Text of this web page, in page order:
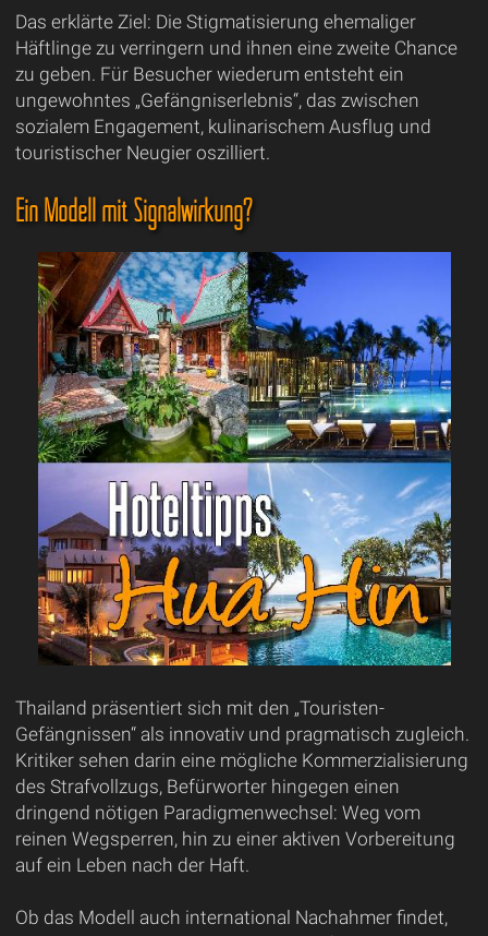
Das erklärte Ziel: Die Stigmatisierung ehemaliger
Häftlinge zu verringern und ihnen eine zweite Chance
zu geben. Für Besucher wiederum entsteht ein
ungewohntes „Gefängniserlebnis“, das zwischen
sozialem Engagement, kulinarischem Ausflug und
touristischer Neugier oszilliert.
Ein Modell mit Signalwirkung?
Thailand präsentiert sich mit den „Touristen-
Gefängnissen“ als innovativ und pragmatisch zugleich.
Kritiker sehen darin eine mögliche Kommerzialisierung
des Strafvollzugs, Befürworter hingegen einen
dringend nötigen Paradigmenwechsel: Weg vom
reinen Wegsperren, hin zu einer aktiven Vorbereitung
auf ein Leben nach der Haft.
Ob das Modell auch international Nachahmer findet,